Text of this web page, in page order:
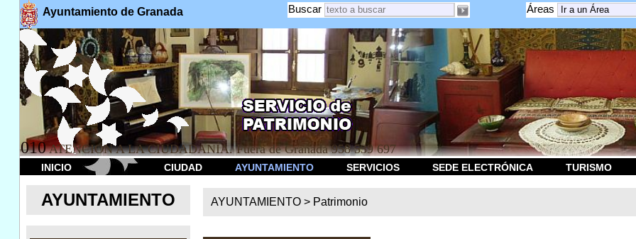
Ayuntamiento de Granada Áreas
Buscar
010 ATENCION A LA CIUDADANÍA. Fuera de Granada 958 539 697
INICIO CIUDAD AYUNTAMIENTO SERVICIOS SEDE ELECTRÓNICA TURISMO
AYUNTAMIENTO AYUNTAMIENTO > Patrimonio